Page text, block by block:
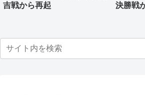
吉戦から再起
決勝戦